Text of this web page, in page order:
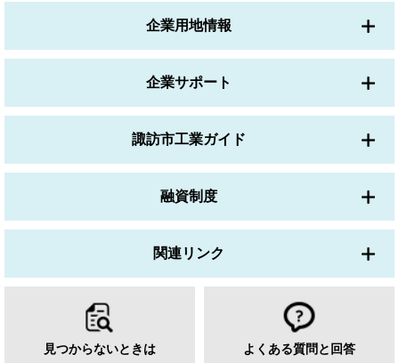
企業用地情報
企業サポート
諏訪市工業ガイド
融資制度
関連リンク
見つからないときは よくある質問と回答